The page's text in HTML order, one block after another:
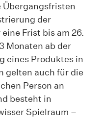
Übergangsfristen
der
Frist bis am 26.
Monaten ab der
eines Produktes in
gelten auch für die
Person an
besteht in
Spielraum –